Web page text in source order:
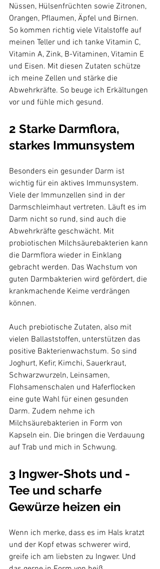
Nüssen, Hülsenfrüchten sowie Zitronen,
Orangen, Pflaumen, Äpfel und Birnen.
So kommen richtig viele Vitalstoffe auf
meinen Teller und ich tanke Vitamin C,
Vitamin A, Zink, B-Vitaminen, Vitamin E
und Eisen. Mit diesen Zutaten schütze
ich meine Zellen und stärke die
Abwehrkräfte. So beuge ich Erkältungen
2 Starke Darmflora,
starkes Immunsystem
Besonders ein gesunder Darm ist
wichtig für ein aktives Immunsystem.
Viele der Immunzellen sind in der
Darmschleimhaut vertreten. Läuft es im
Darm nicht so rund, sind auch die
Abwehrkräfte geschwächt. Mit
probiotischen Milchsäurebakterien kann
die Darmflora wieder in Einklang
gebracht werden. Das Wachstum von
guten Darmbakterien wird gefördert, die
krankmachende Keime verdrängen
können.
Auch prebiotische Zutaten, also mit
vielen Ballaststoffen, unterstützen das
positive Bakterienwachstum. So sind
Joghurt, Kefir, Kimchi, Sauerkraut,
Schwarzwurzeln, Leinsamen,
Flohsamenschalen und Haferflocken
eine gute Wahl für einen gesunden
Darm. Zudem nehme ich
Milchsäurebakterien in Form von
Kapseln ein. Die bringen die Verdauung
3 Ingwer-Shots und -
Tee und scharfe
Gewürze heizen ein
Wenn ich merke, dass es im Hals kratzt
und der Kopf etwas schwerer wird,
greife ich am liebsten zu Ingwer. Und